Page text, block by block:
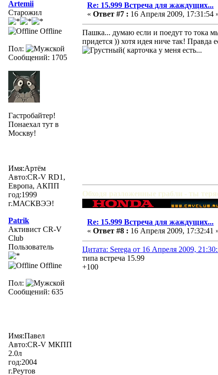
Artemii
Старожил
Offline
Пол:
Сообщений: 1705
Гастробайтер!
Понаехал тут в
Москву!
Имя:Артём
Авто:CR-V RD1,
Европа, АКПП
год:1999
г.МАСКВЭЭ!
Re: 15.999 Встреча для жаждущих...
« Ответ #7 : 16 Апреля 2009, 17:31:54
Пашка... думаю если и поедут то тока
придется )) хотя идея ниче так! Правда
( карточка у меня есть...
Обходя разложенные грабли - ты
Patrik
Активист CR-V
Club
Пользователь
Offline
Пол:
Сообщений: 635
Имя:Павел
Авто:CR-V МКПП
2.0л
год:2004
г.Реутов
Re: 15.999 Встреча для жаждущих...
« Ответ #8 : 16 Апреля 2009, 17:32:41
Цитата: Serega от 16 Апреля 2009,
типа встреча 15.99
+100